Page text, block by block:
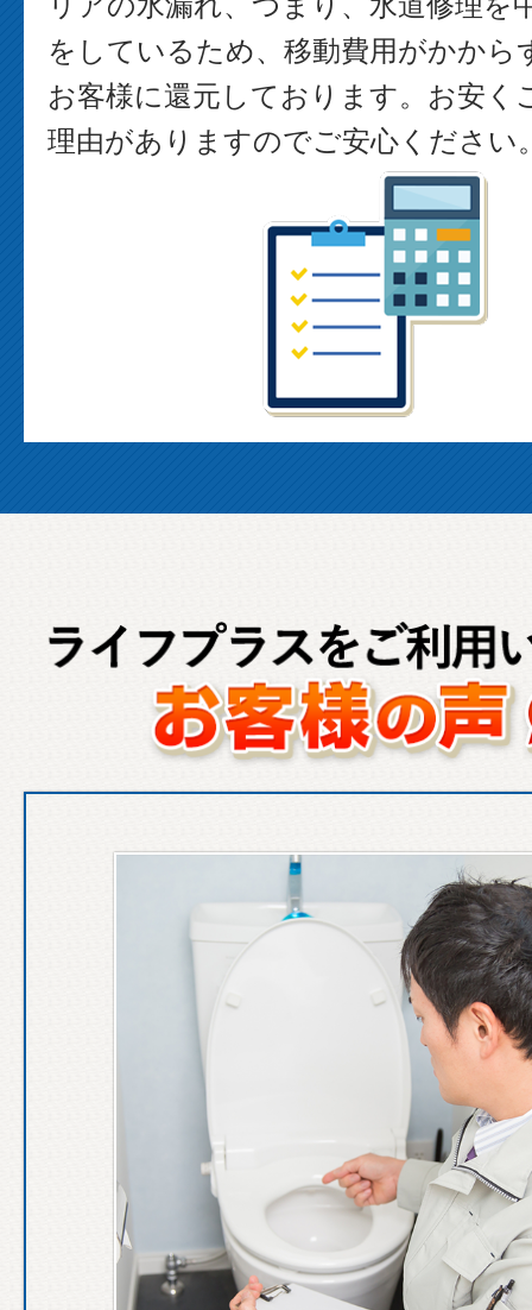
をしているため、移動費用がかから
お客様に還元しております。お安く
理由がありますのでご安心ください